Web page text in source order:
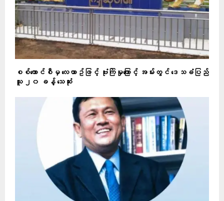
စစ်ကောင်စီမှ လေယာဥ်ဖြင့် ဗုံးကြဲမှုကြောင့် အမ်းတွင် ဒေသခံပြည်
သူ ၂၀ ခန့် သေဆုံး